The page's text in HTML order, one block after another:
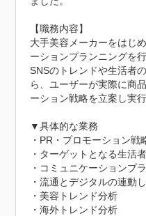
【職務内容】
大手美容メーカーをはじ
ーションプランニングを行
SNSのトレンドや生活者
ら、ユーザーが実際に商
ーション戦略を立案し実
▼具体的な業務
・PR・プロモーション戦
・ターゲットとなる生活
・コミュニケーションプ
・流通とデジタルの連動
・美容トレンド分析
・海外トレンド分析